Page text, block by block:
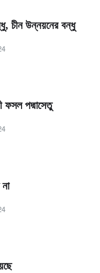
চীন উন্নয়নের বন্ধু
ফসল পদ্মাসেতু